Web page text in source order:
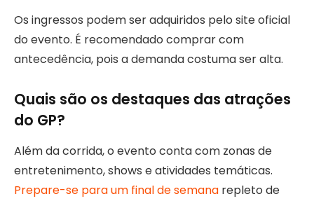
Os ingressos podem ser adquiridos pelo site oficial
do evento. É recomendado comprar com
antecedência, pois a demanda costuma ser alta.
Quais são os destaques das atrações
do GP?
Além da corrida, o evento conta com zonas de
entretenimento, shows e atividades temáticas.
Prepare-se para um final de semana repleto de